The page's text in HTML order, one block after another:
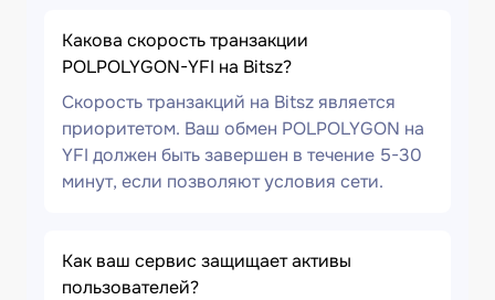
Какова скорость транзакции
POLPOLYGON-YFI на Bitsz?
Скорость транзакций на Bitsz является
приоритетом. Ваш обмен POLPOLYGON на
YFI должен быть завершен в течение 5-30
минут, если позволяют условия сети.
Как ваш сервис защищает активы
пользователей?